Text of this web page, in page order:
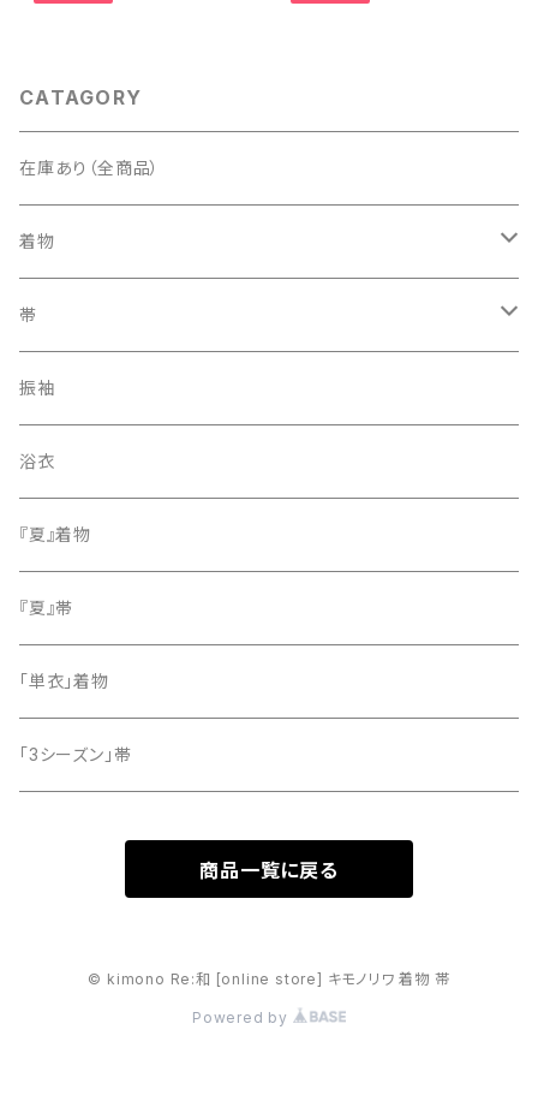
CATAGORY
在庫あり（全商品）
着物
訪問着・付下げ
紬
色無地
小紋
留袖
帯
袋帯
名古屋帯
振袖
浴衣
『夏』着物
『夏』帯
「単衣」着物
「3シーズン」帯
商品一覧に戻る
© kimono Re:和 [online store] キモノリワ 着物 帯
Powered by